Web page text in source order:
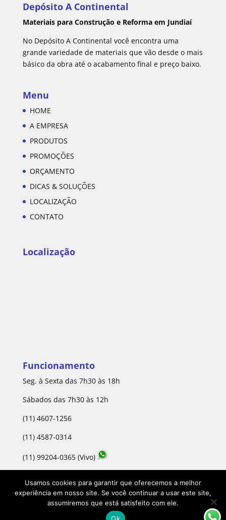
Depósito A Continental
Materiais para Construção e Reforma em Jundiaí
No Depósito A Continental você encontra uma
grande variedade de materiais que vão desde o mais
básico da obra até o acabamento final e preço baixo.
Menu
HOME
A EMPRESA
PRODUTOS
PROMOÇÕES
ORÇAMENTO
DICAS & SOLUÇÕES
LOCALIZAÇÃO
CONTATO
Localização
Funcionamento
Seg. à Sexta das 7h30 às 18h
Sábados das 7h30 às 12h
(11) 4607-1256
(11) 4587-0314
(11) 99204-0365 (Vivo)
Copyright Depósito Continental | Desenvolvido por
Webdas | Sua Empresa na Internet -
Usamos cookies para garantir que oferecemos a melhor
experiência em nosso site. Se você continuar a usar este site,
assumiremos que está satisfeito com ele.
Ok